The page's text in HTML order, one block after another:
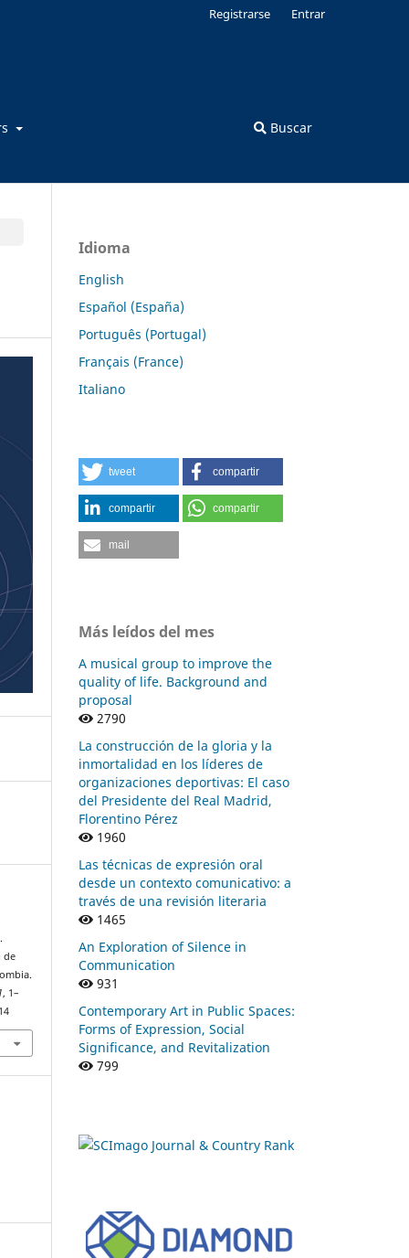
Buscar
Registrarse Entrar
de
, 1–
Idioma
English
Español (España)
Português (Portugal)
Français (France)
Italiano
tweet compartir
compartir compartir
mail
Más leídos del mes
A musical group to improve the
quality of life. Background and
proposal
2790
La construcción de la gloria y la
inmortalidad en los líderes de
organizaciones deportivas: El caso
del Presidente del Real Madrid,
Florentino Pérez
1960
Las técnicas de expresión oral
desde un contexto comunicativo: a
través de una revisión literaria
1465
An Exploration of Silence in
Communication
931
Contemporary Art in Public Spaces:
Forms of Expression, Social
Significance, and Revitalization
799